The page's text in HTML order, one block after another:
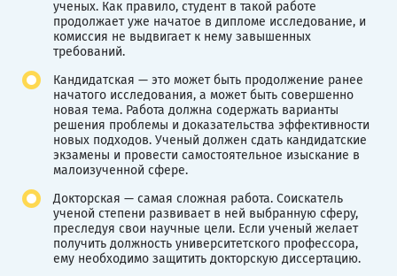
ученых. Как правило, студент в такой работе
продолжает уже начатое в дипломе исследование, и
комиссия не выдвигает к нему завышенных
требований.
Кандидатская — это может быть продолжение ранее
начатого исследования, а может быть совершенно
новая тема. Работа должна содержать варианты
решения проблемы и доказательства эффективности
новых подходов. Ученый должен сдать кандидатские
экзамены и провести самостоятельное изыскание в
малоизученной сфере.
Докторская — самая сложная работа. Соискатель
ученой степени развивает в ней выбранную сферу,
преследуя свои научные цели. Если ученый желает
получить должность университетского профессора,
ему необходимо защитить докторскую диссертацию.